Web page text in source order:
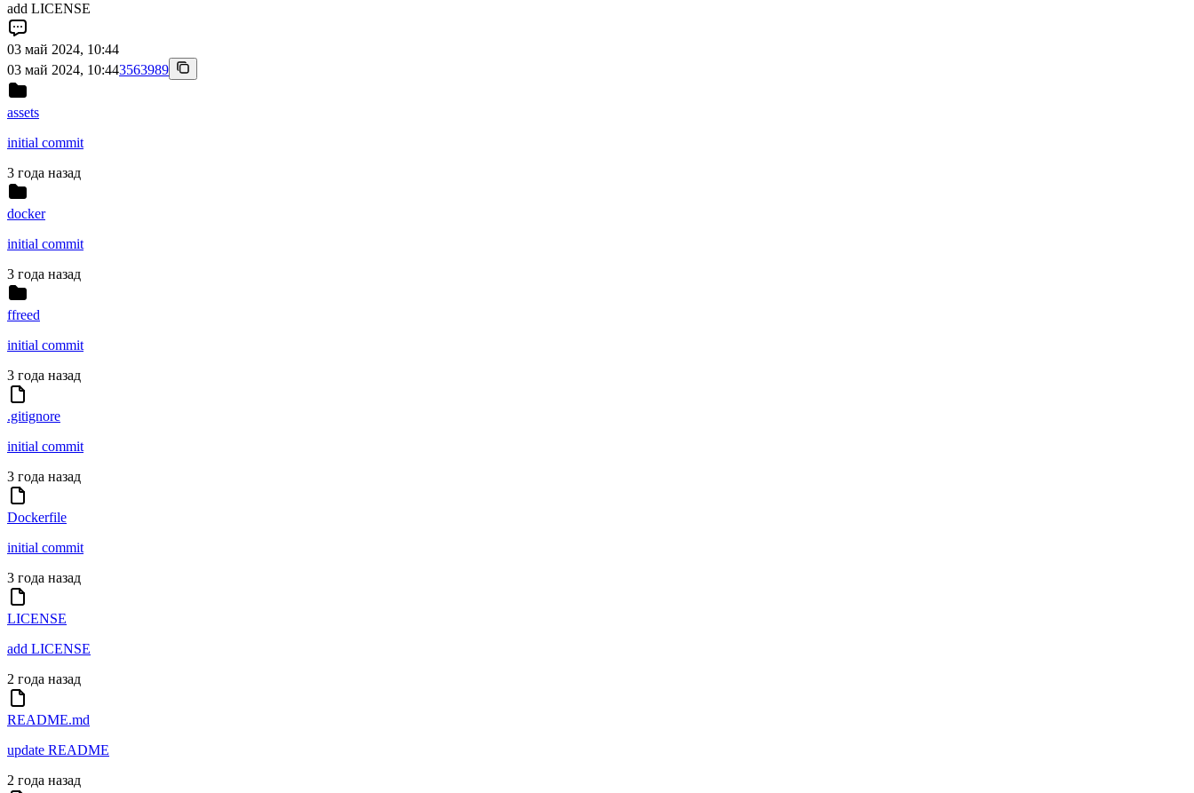
add LICENSE
03 май 2024, 10:44
03 май 2024, 10:443563989
assets
initial commit
3 года назад
docker
initial commit
3 года назад
ffreed
initial commit
3 года назад
.gitignore
initial commit
3 года назад
Dockerfile
initial commit
3 года назад
LICENSE
add LICENSE
2 года назад
README.md
update README
2 года назад